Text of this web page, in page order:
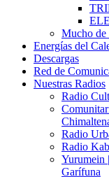
Mucho de
Energías del
Descargas
Red de
Nuestras Radios
Radio
Radio
Radio
Yurumein
Garífuna